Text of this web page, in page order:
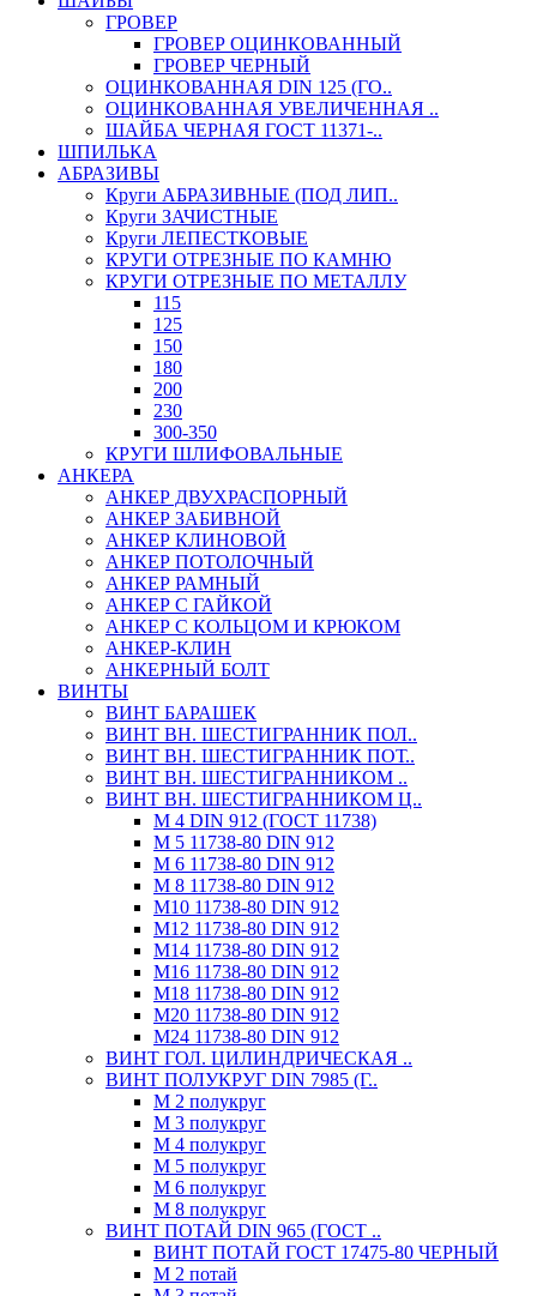
ГРОВЕР
ГРОВЕР ОЦИНКОВАННЫЙ
ГРОВЕР ЧЕРНЫЙ
ОЦИНКОВАННАЯ DIN 125 (ГО..
ОЦИНКОВАННАЯ УВЕЛИЧЕННАЯ ..
ШАЙБА ЧЕРНАЯ ГОСТ 11371-..
ШПИЛЬКА
АБРАЗИВЫ
Круги АБРАЗИВНЫЕ (ПОД ЛИП..
Круги ЗАЧИСТНЫЕ
Круги ЛЕПЕСТКОВЫЕ
КРУГИ ОТРЕЗНЫЕ ПО КАМНЮ
КРУГИ ОТРЕЗНЫЕ ПО МЕТАЛЛУ
115
125
150
180
200
230
300-350
КРУГИ ШЛИФОВАЛЬНЫЕ
АНКЕРА
АНКЕР ДВУХРАСПОРНЫЙ
АНКЕР ЗАБИВНОЙ
АНКЕР КЛИНОВОЙ
АНКЕР ПОТОЛОЧНЫЙ
АНКЕР РАМНЫЙ
АНКЕР С ГАЙКОЙ
АНКЕР С КОЛЬЦОМ И КРЮКОМ
АНКЕР-КЛИН
АНКЕРНЫЙ БОЛТ
ВИНТЫ
ВИНТ БАРАШЕК
ВИНТ ВН. ШЕСТИГРАННИК ПОЛ..
ВИНТ ВН. ШЕСТИГРАННИК ПОТ..
ВИНТ ВН. ШЕСТИГРАННИКОМ ..
ВИНТ ВН. ШЕСТИГРАННИКОМ Ц..
М 4 DIN 912 (ГОСТ 11738)
М 5 11738-80 DIN 912
М 6 11738-80 DIN 912
М 8 11738-80 DIN 912
М10 11738-80 DIN 912
М12 11738-80 DIN 912
М14 11738-80 DIN 912
М16 11738-80 DIN 912
М18 11738-80 DIN 912
М20 11738-80 DIN 912
М24 11738-80 DIN 912
ВИНТ ГОЛ. ЦИЛИНДРИЧЕСКАЯ ..
ВИНТ ПОЛУКРУГ DIN 7985 (Г..
М 2 полукруг
М 3 полукруг
М 4 полукруг
М 5 полукруг
М 6 полукруг
М 8 полукруг
ВИНТ ПОТАЙ DIN 965 (ГОСТ ..
ВИНТ ПОТАЙ ГОСТ 17475-80 ЧЕРНЫЙ
М 2 потай